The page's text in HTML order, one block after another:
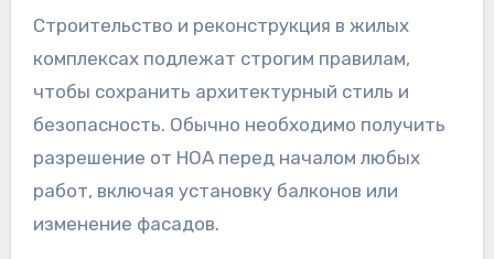
Строительство и реконструкция в жилых
комплексах подлежат строгим правилам,
чтобы сохранить архитектурный стиль и
безопасность. Обычно необходимо получить
разрешение от HOA перед началом любых
работ, включая установку балконов или
изменение фасадов.